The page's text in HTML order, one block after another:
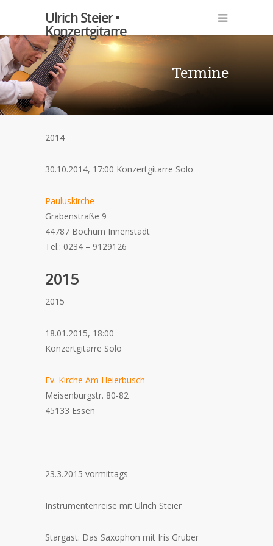
Ulrich Steier •
Konzertgitarre
Termine
2014
30.10.2014, 17:00 Konzertgitarre Solo
Pauluskirche
Grabenstraße 9
44787 Bochum Innenstadt
Tel.: 0234 – 9129126
2015
2015
18.01.2015, 18:00
Konzertgitarre Solo
Ev. Kirche Am Heierbusch
Meisenburgstr. 80-82
45133 Essen
23.3.2015 vormittags
Instrumentenreise mit Ulrich Steier
Stargast: Das Saxophon mit Iris Gruber